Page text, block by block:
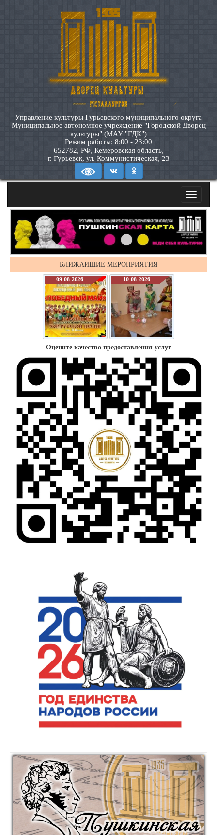
Управление культуры Гурьевского муниципального округа
Муниципальное автономное учреждение "Городской Дворец
культуры" (МАУ "ГДК")
Режим работы: 8:00 - 23:00
652782, РФ, Кемеровская область,
г. Гурьевск, ул. Коммунистическая, 23
Toggle
БЛИЖАЙШИЕ МЕРОПРИЯТИЯ
09-08-2026 10-08-2026
Оцените качество предоставления услуг